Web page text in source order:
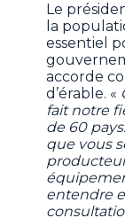
Le
la
essentiel
accorde
d’érable. «
fait notre
de 60
que vous
entendre